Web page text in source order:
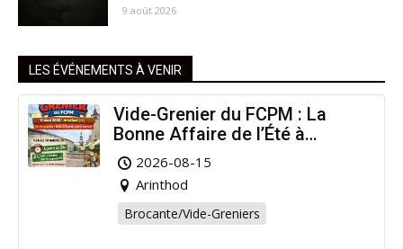
9 août 2026
LES ÉVÉNEMENTS À VENIR
Vide-Grenier du FCPM : La
Bonne Affaire de l’Été à
Arinthod !
2026-08-15
Arinthod
Brocante/Vide-Greniers